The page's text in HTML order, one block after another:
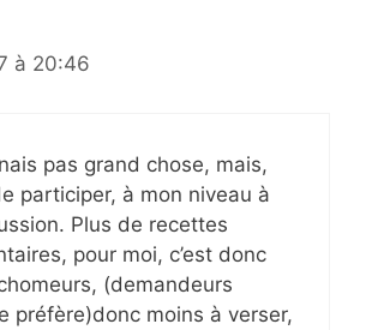
à 20:46
pas grand chose, mais,
participer, à mon niveau à
Plus de recettes
pour moi, c’est donc
(demandeurs
préfère)donc moins à verser,